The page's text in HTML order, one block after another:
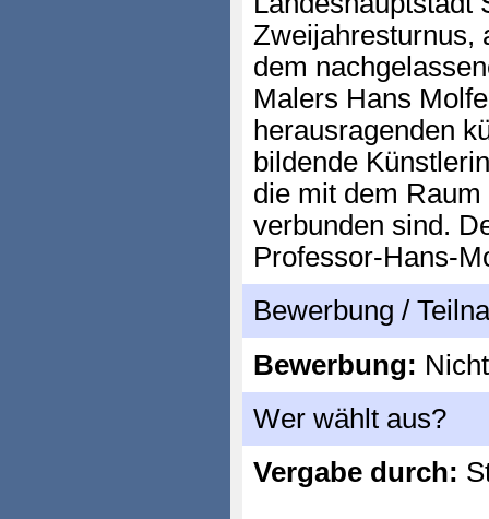
Zweijahresturnus,
dem
Malers Hans
herausragenden
bildende
die mit dem
verbunden sind.
Professor-Hans-
Bewerbung /
Bewerbung:
Wer wählt aus?
Vergabe durch: